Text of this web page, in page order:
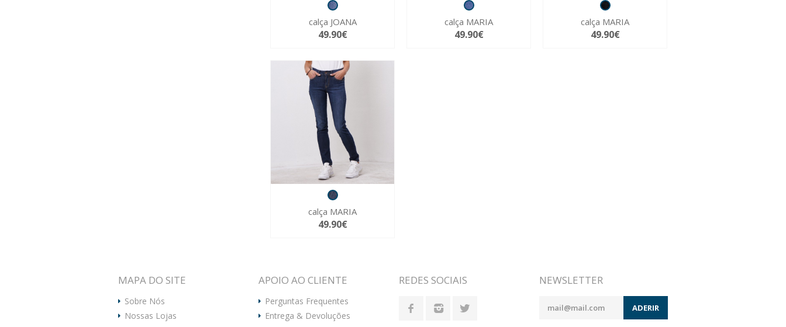
calça JOANA
49.90€
calça MARIA
49.90€
calça MARIA
49.90€
calça MARIA
49.90€
MAPA DO SITE
Sobre Nós
Nossas Lojas
APOIO AO CLIENTE
Perguntas Frequentes
Entrega & Devoluções
REDES SOCIAIS NEWSLETTER
ADERIR